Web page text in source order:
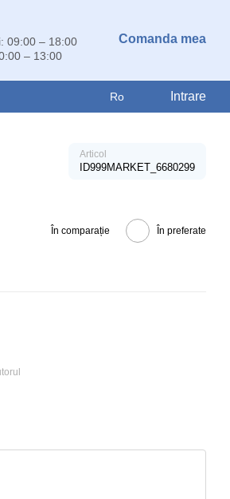
09:00 – 18:00
– 13:00
Comanda mea
Ro Intrare
Articol
ID999MARKET_6680299
În comparație În preferate